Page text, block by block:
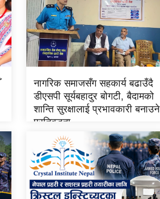
नागरिक समाजसँग सहकार्य बढाउँदै
डीएसपी सूर्यबहादुर बोगटी, बैदामको
शान्ति सुरक्षालाई प्रभावकारी बनाउने
प्रतिबद्धता